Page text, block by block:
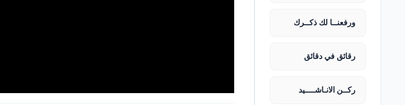
ورفعنــا لك ذكــرك
رقائق في دقائق
ركــن الانـاشــــيد